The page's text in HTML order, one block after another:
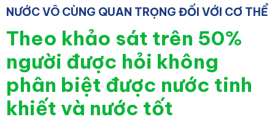
NƯỚC VÔ CÙNG QUAN TRỌNG ĐỐI VỚI CƠ THỂ
Theo khảo sát trên 50%
người được hỏi không
phân biệt được nước tinh
khiết và nước tốt